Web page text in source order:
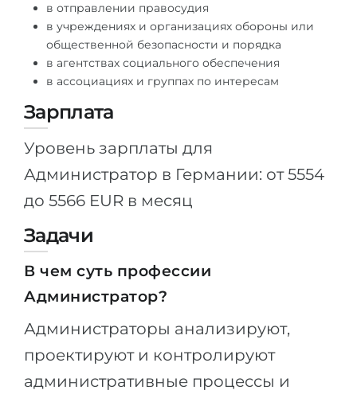
в отправлении правосудия
в учреждениях и организациях обороны или
общественной безопасности и порядка
в агентствах социального обеспечения
в ассоциациях и группах по интересам
Зарплата
Уровень зарплаты для
Администратор в Германии: от 5554
до 5566 EUR в месяц
Задачи
В чем суть профессии
Администратор?
Администраторы анализируют,
проектируют и контролируют
административные процессы и